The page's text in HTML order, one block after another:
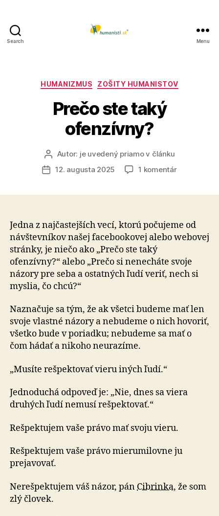
Search Menu
Kategórie
HUMANIZMUS ZOŠITY HUMANISTOV
Prečo ste taký
ofenzívny?
Autor
článku
Autor: je uvedený priamo v článku
Dátum
12. augusta 2025 1 komentárna
Jedna z najčastejších vecí, ktorú počujeme od
náv­štev­ní­kov našej facebookovej alebo webovej
stránky, je niečo ako „Prečo ste taký
ofenzívny?“ alebo „Prečo si nenecháte svoje
názory pre seba a ostatných ľudí veriť, nech si
mys­lia, čo chcú?“
Naznačuje sa tým, že ak všetci budeme mať len
svoje vlastné názory a nebudeme o nich hovoriť,
všetko bude v poriadku; nebudeme sa mať o
čom hádať a nikoho ne­u­ra­zí­me.
„Musíte rešpektovať vieru iných ľudí.“
Jednoduchá odpoveď je: „Nie, dnes sa viera
druhých ľudí nemusí rešpektovať.“
Rešpektujem vaše právo mať svoju vieru.
Rešpektujem vaše právo mierumilovne ju
prejavovať.
Nerešpektujem váš názor, pán Cibrinka, že som
zlý človek.